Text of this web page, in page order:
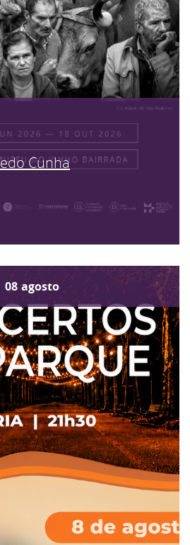
Cunha
08 agosto